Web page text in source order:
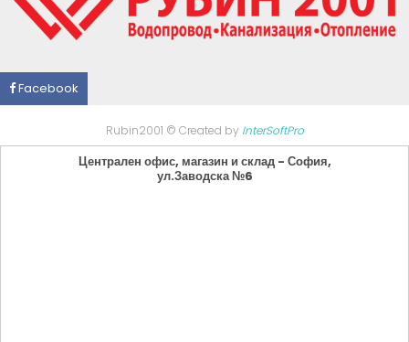
Facebook
Rubin2001 © Created by InterSoftPro
Централен офис, магазин и склад - София,
ул.Заводска №6